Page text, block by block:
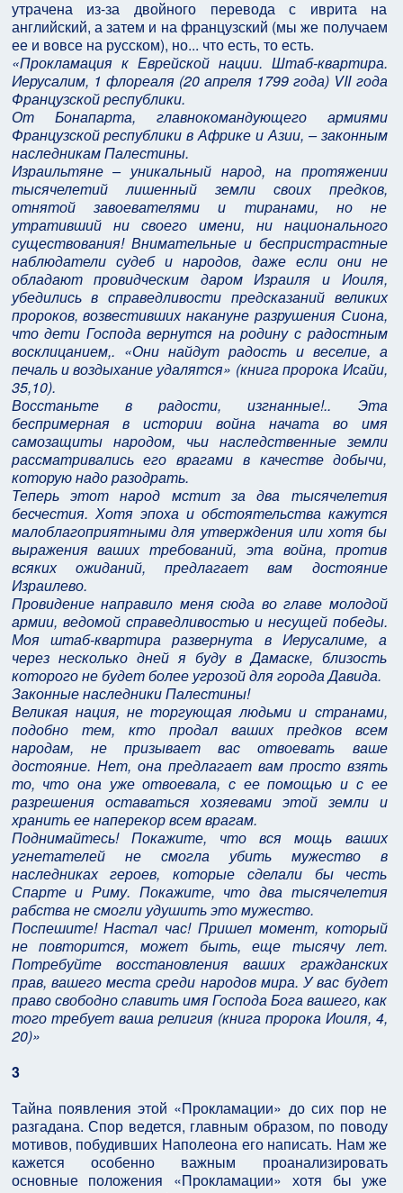
утрачена из-за двойного перевода с иврита на
английский, а затем и на французский (мы же получаем
ее и вовсе на русском), но... что есть, то есть.
«Прокламация к Еврейской нации. Штаб-квартира.
Иерусалим, 1 флореаля (20 апреля 1799 года) VII года
Французской республики.
От Бонапарта, главнокомандующего армиями
Французской республики в Африке и Азии, – законным
наследникам Палестины.
Израильтяне – уникальный народ, на протяжении
тысячелетий лишенный земли своих предков,
отнятой завоевателями и тиранами, но не
утративший ни своего имени, ни национального
существования! Внимательные и беспристрастные
наблюдатели судеб и народов, даже если они не
обладают провидческим даром Израиля и Иоиля,
убедились в справедливости предсказаний великих
пророков, возвестивших накануне разрушения Сиона,
что дети Господа вернутся на родину с радостным
восклицанием,. «Они найдут радость и веселие, а
печаль и воздыхание удалятся» (книга пророка Исайи,
35,10).
Восстаньте в радости, изгнанные!.. Эта
беспримерная в истории война начата во имя
самозащиты народом, чьи наследственные земли
рассматривались его врагами в качестве добычи,
которую надо разодрать.
Теперь этот народ мстит за два тысячелетия
бесчестия. Хотя эпоха и обстоятельства кажутся
малоблагоприятными для утверждения или хотя бы
выражения ваших требований, эта война, против
всяких ожиданий, предлагает вам достояние
Израилево.
Провидение направило меня сюда во главе молодой
армии, ведомой справедливостью и несущей победы.
Моя штаб-квартира развернута в Иерусалиме, а
через несколько дней я буду в Дамаске, близость
которого не будет более угрозой для города Давида.
Законные наследники Палестины!
Великая нация, не торгующая людьми и странами,
подобно тем, кто продал ваших предков всем
народам, не призывает вас отвоевать ваше
достояние. Нет, она предлагает вам просто взять
то, что она уже отвоевала, с ее помощью и с ее
разрешения оставаться хозяевами этой земли и
хранить ее наперекор всем врагам.
Поднимайтесь! Покажите, что вся мощь ваших
угнетателей не смогла убить мужество в
наследниках героев, которые сделали бы честь
Спарте и Риму. Покажите, что два тысячелетия
рабства не смогли удушить это мужество.
Поспешите! Настал час! Пришел момент, который
не повторится, может быть, еще тысячу лет.
Потребуйте восстановления ваших гражданских
прав, вашего места среди народов мира. У вас будет
право свободно славить имя Господа Бога вашего, как
того требует ваша религия (книга пророка Иоиля, 4,
20)»
3
Тайна появления этой «Прокламации» до сих пор не
разгадана. Спор ведется, главным образом, по поводу
мотивов, побудивших Наполеона его написать. Нам же
кажется особенно важным проанализировать
основные положения «Прокламации» хотя бы уже